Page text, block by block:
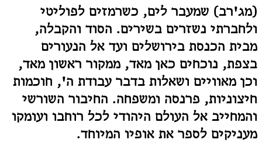
(מג'רב) שמעבר לים, כשרמזים לפוליטי
ולחברתי נשזרים בשירים. הסוד והקבלה,
מבית הכנסת בירושלים ועד אל הנעורים
בצפת, נוכחים כאן מאד, ממקור ראשון מאד,
וכן מאוויים ושאלות בדבר עבודת ה', חוכמות
חיצוניות, פרנסה ומשפחה. החיבור השורשי
והמחייב אל העולם היהודי לכל רוחבו ועומקו
מעניקים לספר את אופיו המיוחד.